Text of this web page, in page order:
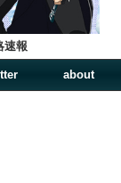
速報
about